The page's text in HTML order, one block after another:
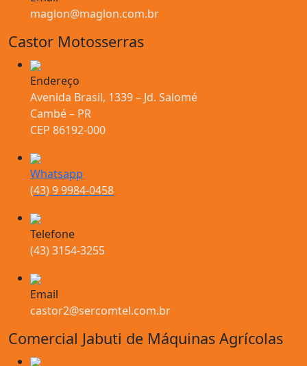
maglon@maglon.com.br
Castor Motosserras
Endereço
Avenida Brasil, 1339 – Jd. Salomé
Cambé – PR
CEP 86192-000
Whatsapp
(43) 9 9984-0458
Telefone
(43) 3154-3255
Email
castor2@sercomtel.com.br
Comercial Jabuti de Máquinas Agrícolas